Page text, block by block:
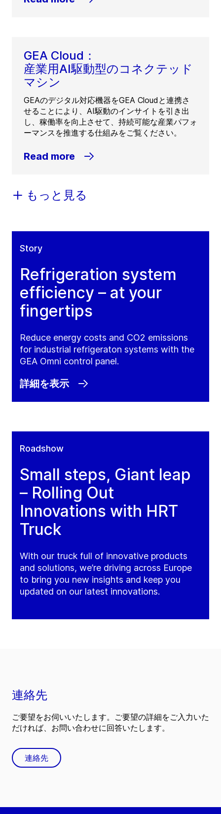
GEA Cloud：
産業用AI駆動型のコネクテッド
マシン
GEAのデジタル対応機器をGEA Cloudと連携さ
せることにより、AI駆動のインサイトを引き出
し、稼働率を向上させて、持続可能な産業パフォ
ーマンスを推進する仕組みをご覧ください。
Read more
もっと見る
Story
Refrigeration system
efficiency – at your
fingertips
Reduce energy costs and CO2 emissions
for industrial refrigeraton systems with the
GEA Omni control panel.
詳細を表示
Roadshow
Small steps, Giant leap
– Rolling Out
Innovations with HRT
Truck
With our truck full of innovative products
and solutions, we’re driving across Europe
to bring you new insights and keep you
updated on our latest innovations.
連絡先
ご要望をお伺いいたします。ご要望の詳細をご入力いた
だければ、お問い合わせに回答いたします。
連絡先